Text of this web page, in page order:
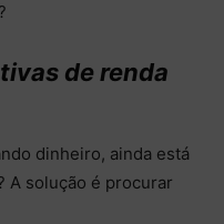
de renda
dinheiro, ainda está
A solução é procurar